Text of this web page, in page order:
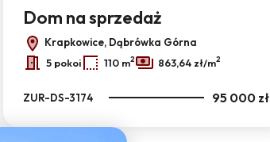
Dom na sprzedaż
Krapkowice, Dąbrówka Górna
5 pokoi
110 m2 863,64 zł/m2
ZUR-DS-3174 95 000 zł